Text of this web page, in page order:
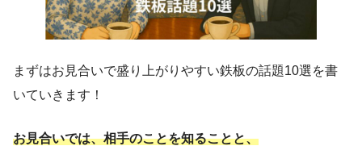
まずはお見合いで盛り上がりやすい鉄板の話題10選を書
いていきます！
お見合いでは、相手のことを知ることと、